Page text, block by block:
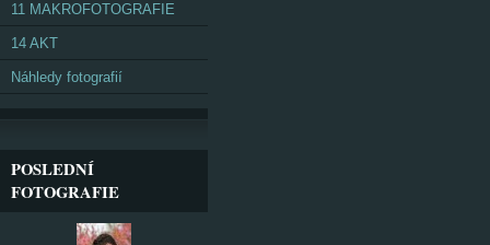
11 MAKROFOTOGRAFIE
14 AKT
Náhledy fotografií
POSLEDNÍ
FOTOGRAFIE